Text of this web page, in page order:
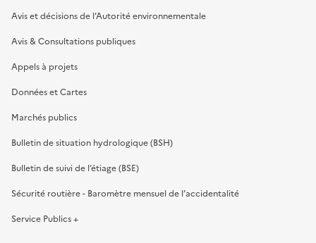
Avis et décisions de l’Autorité environnementale
Avis & Consultations publiques
Appels à projets
Données et Cartes
Marchés publics
Bulletin de situation hydrologique (BSH)
Bulletin de suivi de l’étiage (BSE)
Sécurité routière - Baromètre mensuel de l’accidentalité
Service Publics +